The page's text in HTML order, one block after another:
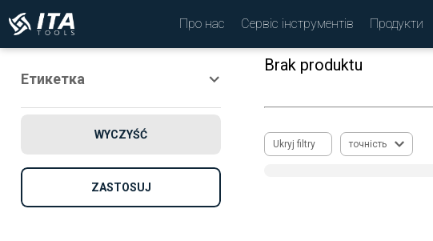
Про нас Сервіс інструментів Продукти
Етикетка
Новий
просування по службі
WYCZYŚĆ
ZASTOSUJ
Brak produktu
Ukryj filtry точність